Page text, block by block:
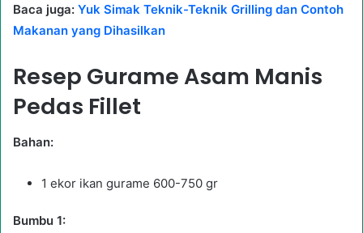
Baca juga: Yuk Simak Teknik-Teknik Grilling dan Contoh
Makanan yang Dihasilkan
Resep Gurame Asam Manis
Pedas Fillet
Bahan:
1 ekor ikan gurame 600-750 gr
Bumbu 1: